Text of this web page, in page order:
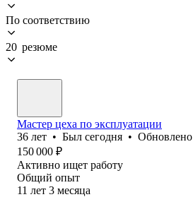
По соответствию
20 резюме
Мастер цеха по эксплуатации
36 лет • Был сегодня • Обновлено
150 000 ₽
Активно ищет работу
Общий опыт
11 лет 3 месяца